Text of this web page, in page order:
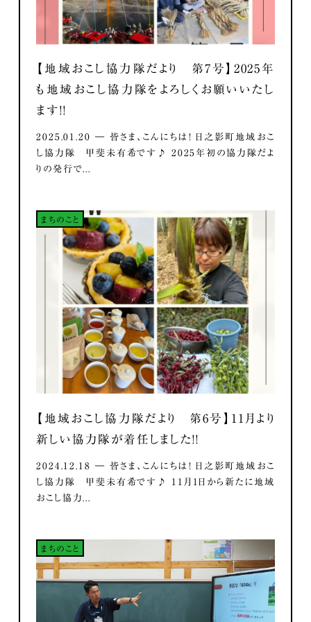
【地域おこし協力隊だより 第7号】2025年
も地域おこし協力隊をよろしくお願いいたし
ます！！
2025.01.20 ― 皆さま、こんにちは！ 日之影町地域おこ
し協力隊 甲斐未有希です♪ 2025年初の協力隊だよ
りの発行で...
まちのこと
【地域おこし協力隊だより 第6号】11月より
新しい協力隊が着任しました！！
2024.12.18 ― 皆さま、こんにちは！ 日之影町地域おこ
し協力隊 甲斐未有希です♪ 11月1日から新たに地域
おこし協力...
まちのこと